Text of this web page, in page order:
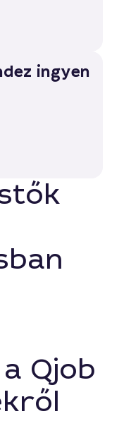
ingyen
Qjob